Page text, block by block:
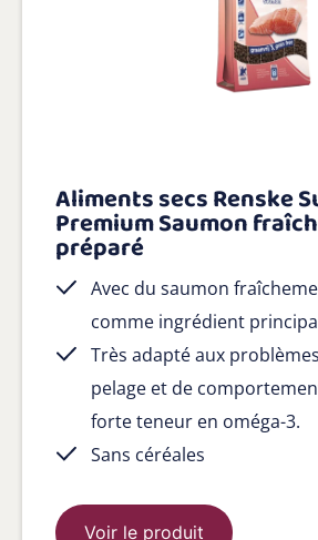
Aliments secs Renske
Premium Saumon
préparé
Avec du saumon
comme ingrédient
Très adapté aux
pelage et de
forte teneur en oméga-3.
Sans céréales
Voir le produit